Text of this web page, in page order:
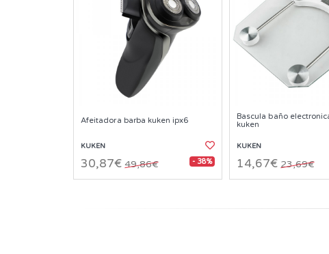
Afeitadora barba kuken ipx6
KUKEN
30,87€ 49,86€ - 38%
Bascula baño
kuken
KUKEN
14,67€ 23,69€